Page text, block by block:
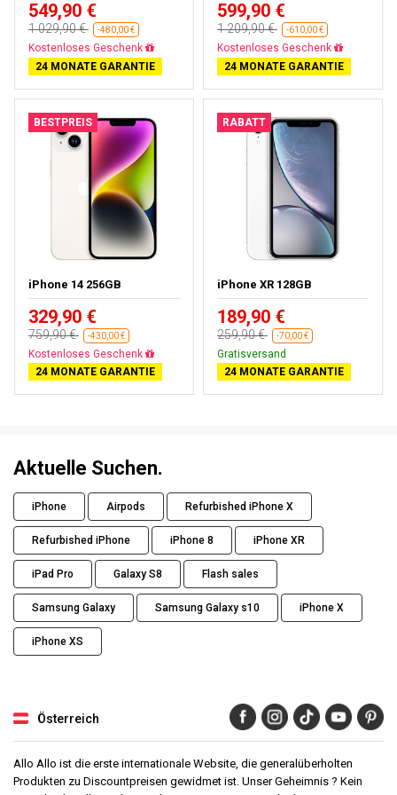
549,90 €
1 029,90 € -480,00 €
Kostenloses Geschenk
24 MONATE GARANTIE
599,90 €
1 209,90 € -610,00 €
Kostenloses Geschenk
24 MONATE GARANTIE
BESTPREIS
iPhone 14 256GB
329,90 €
759,90 € -430,00 €
Kostenloses Geschenk
24 MONATE GARANTIE
RABATT
iPhone XR 128GB
189,90 €
259,90 € -70,00 €
Gratisversand
24 MONATE GARANTIE
Aktuelle Suchen.
iPhone Airpods Refurbished iPhone X
Refurbished iPhone iPhone 8 iPhone XR
iPad Pro Galaxy S8 Flash sales
Samsung Galaxy Samsung Galaxy s10 iPhone X
iPhone XS
Österreich
Allo Allo ist die erste internationale Website, die generalüberholten
Produkten zu Discountpreisen gewidmet ist. Unser Geheimnis ? Kein